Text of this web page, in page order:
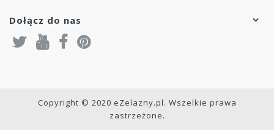
Dołącz do nas
Copyright © 2020 eZelazny.pl. Wszelkie prawa
zastrzeżone.